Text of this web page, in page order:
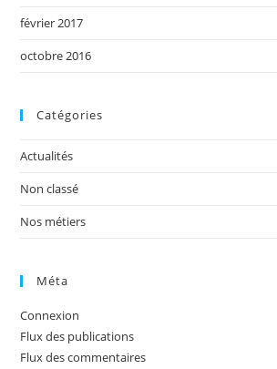
février 2017
octobre 2016
Catégories
Actualités
Non classé
Nos métiers
Méta
Connexion
Flux des publications
Flux des commentaires